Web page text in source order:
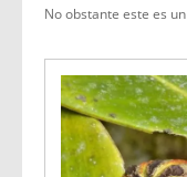
No obstante este es